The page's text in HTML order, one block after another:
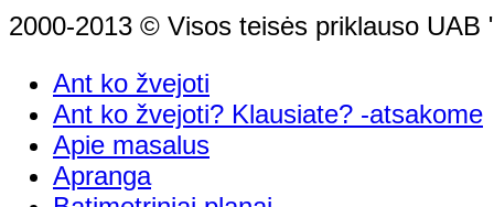
2000-2013 © Visos teisės priklauso UAB
Ant ko žvejoti
Ant ko žvejoti? Klausiate? -atsakome
Apie masalus
Apranga